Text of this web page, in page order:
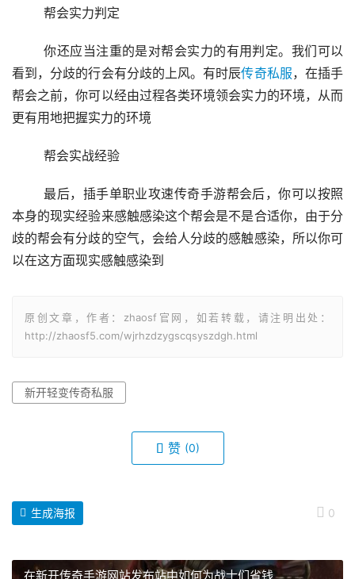
	帮会实力判定
	你还应当注重的是对帮会实力的有用判定。我们可以
看到，分歧的行会有分歧的上风。有时辰传奇私服，在插手
帮会之前，你可以经由过程各类环境领会实力的环境，从而
更有用地把握实力的环境
	帮会实战经验
	最后，插手单职业攻速传奇手游帮会后，你可以按照
本身的现实经验来感触感染这个帮会是不是合适你，由于分
歧的帮会有分歧的空气，会给人分歧的感触感染，所以你可
以在这方面现实感触感染到
原创文章，作者：zhaosf官网，如若转载，请注明出处：
http://zhaosf5.com/wjrhzdzygscqsyszdgh.html
新开轻变传奇私服
赞 (0)
0
生成海报
在新开传奇手游网站发布站中如何为战士们省钱